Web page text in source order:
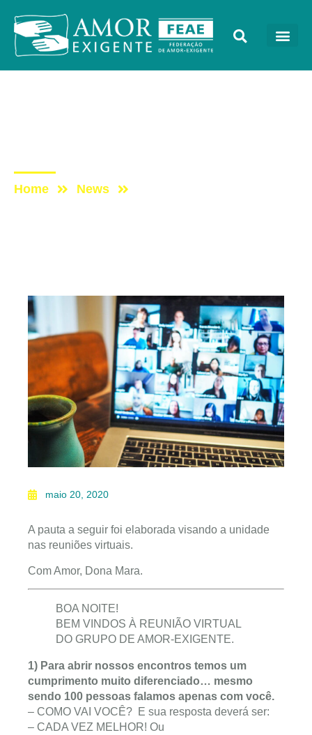
Home News
maio 20, 2020
A pauta a seguir foi elaborada visando a unidade
nas reuniões virtuais.
Com Amor, Dona Mara.
BOA NOITE!
BEM VINDOS À REUNIÃO VIRTUAL
DO GRUPO DE AMOR-EXIGENTE.
1) Para abrir nossos encontros temos um
cumprimento muito diferenciado… mesmo
sendo 100 pessoas falamos apenas com você.
– COMO VAI VOCÊ? E sua resposta deverá ser:
– CADA VEZ MELHOR! Ou